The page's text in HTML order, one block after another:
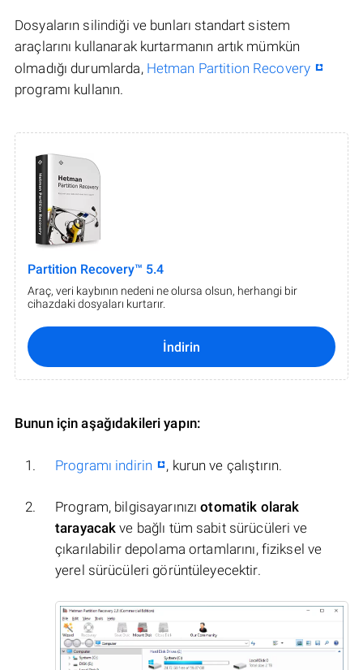
Dosyaların silindiği ve bunları standart sistem
araçlarını kullanarak kurtarmanın artık mümkün
olmadığı durumlarda, Hetman Partition Recovery
programı kullanın.
Partition Recovery™ 5.4
Araç, veri kaybının nedeni ne olursa olsun, herhangi bir
cihazdaki dosyaları kurtarır.
İndirin
Bunun için aşağıdakileri yapın:
Programı indirin , kurun ve çalıştırın.
Program, bilgisayarınızıotomatik olarak
tarayacak ve bağlı tüm sabit sürücüleri ve
çıkarılabilir depolama ortamlarını, fiziksel ve
yerel sürücüleri görüntüleyecektir.